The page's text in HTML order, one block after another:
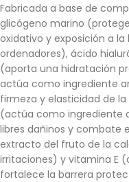
Fabricada a base de
glicógeno marino
oxidativo y exposición a
ordenadores), ácido
(aporta una hidratación
actúa como ingrediente
firmeza y elasticidad de
(actúa como ingrediente
libres dañinos y combate
extracto del fruto de la
irritaciones) y vitamina E
fortalece la barrera